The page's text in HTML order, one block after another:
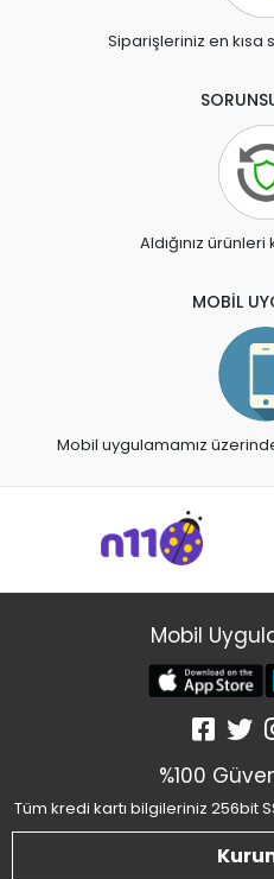
Siparişleriniz en kısa
Aldığınız
MOBİL
Mobil uygulamamız
Mobil
%100
Tüm kredi kartı bilgileriniz 256bit